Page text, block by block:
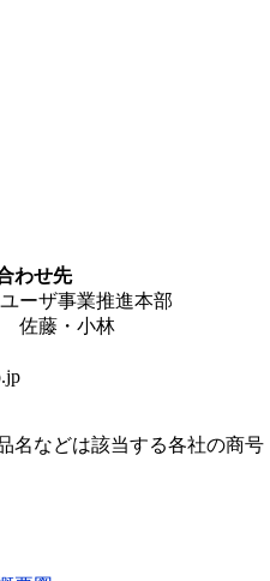
わせ先
ーザ事業推進本部
佐藤・小林
名などは該当する各社の商号